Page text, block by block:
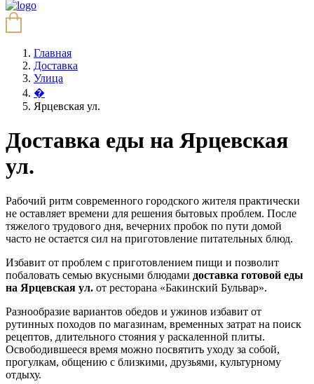
Главная
Доставка
Улица
�
Ярцевская ул.
Доставка еды на Ярцевская
ул.
Рабочий ритм современного городского жителя практически
не оставляет времени для решения бытовых проблем. После
тяжелого трудового дня, вечерних пробок по пути домой
часто не остается сил на приготовление питательных блюд.
Избавит от проблем с приготовлением пищи и позволит
побаловать семью вкусными блюдами доставка готовой еды
на Ярцевская ул. от ресторана «Бакинский Бульвар».
Разнообразие вариантов обедов и ужинов избавит от
рутинных походов по магазинам, временных затрат на поиск
рецептов, длительного стояния у раскаленной плиты.
Освободившееся время можно посвятить уходу за собой,
прогулкам, общению с близкими, друзьями, культурному
отдыху.